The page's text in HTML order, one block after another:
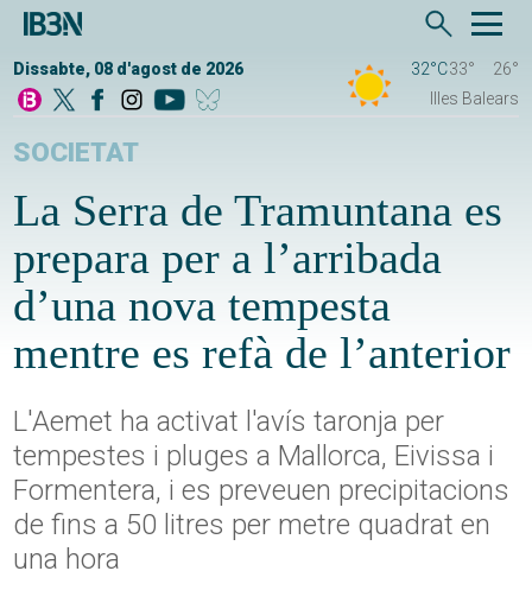
Dissabte, 08 d'agost de 2026 32°C33°
26°
Illes Balears
SOCIETAT
La Serra de Tramuntana es
prepara per a l’arribada
d’una nova tempesta
mentre es refà de l’anterior
L'Aemet ha activat l'avís taronja per
tempestes i pluges a Mallorca, Eivissa i
Formentera, i es preveuen precipitacions
de fins a 50 litres per metre quadrat en
una hora